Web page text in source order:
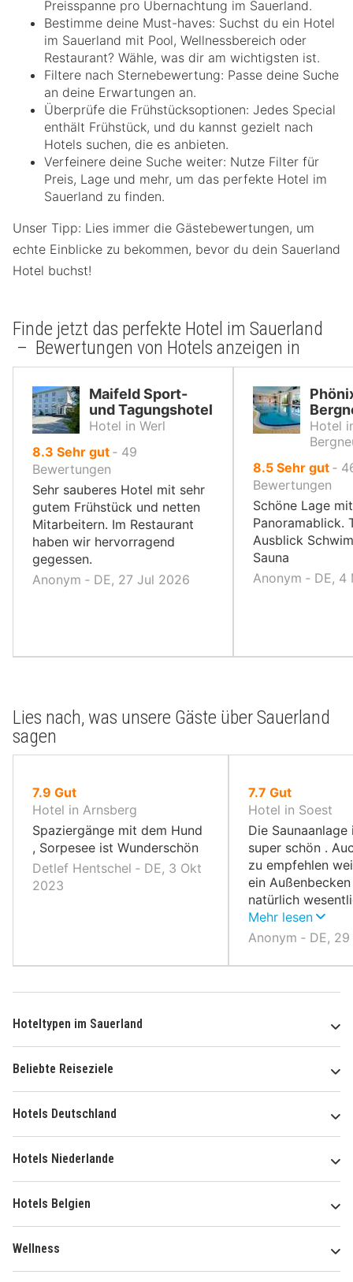
Preisspanne pro Übernachtung im Sauerland.
Bestimme deine Must-haves: Suchst du ein Hotel
im Sauerland mit Pool, Wellnessbereich oder
Restaurant? Wähle, was dir am wichtigsten ist.
Filtere nach Sternebewertung: Passe deine Suche
an deine Erwartungen an.
Überprüfe die Frühstücksoptionen: Jedes Special
enthält Frühstück, und du kannst gezielt nach
Hotels suchen, die es anbieten.
Verfeinere deine Suche weiter: Nutze Filter für
Preis, Lage und mehr, um das perfekte Hotel im
Sauerland zu finden.
Unser Tipp: Lies immer die Gästebewertungen, um
echte Einblicke zu bekommen, bevor du dein Sauerland
Hotel buchst!
Finde jetzt das perfekte Hotel im Sauerland
– Bewertungen von Hotels anzeigen in
Maifeld Sport-
und Tagungshotel
Hotel in Werl
8.3 von
10,
Sehr gut ‐ 49
Bewertungen
Sehr sauberes Hotel mit sehr
gutem Frühstück und netten
Mitarbeitern. Im Restaurant
haben wir hervorragend
gegessen.
Anonym ‐ DE, 27 Jul 2026
Hotel
8.5von
10,
Sehr gut ‐
Bewertungen
Schöne Lage mit
Panoramablick.
Ausblick
Sauna
Anonym ‐ DE,
Lies nach, was unsere Gäste über Sauerland
sagen
7.9 von
10,
Gut
Hotel in Arnsberg
Spaziergänge mit dem Hund
, Sorpesee ist Wunderschön
Detlef Hentschel ‐ DE, 3 Okt
2023
7.7von
10,
Gut
Hotel in Soest
Die
super schön .
zu empfehlen
ein
natürlich
ist als im Freibad
Mehr lesen
Anonym ‐ DE,
Hoteltypen im Sauerland
Beliebte Reiseziele
Hotels Deutschland
Hotels Niederlande
Hotels Belgien
Wellness